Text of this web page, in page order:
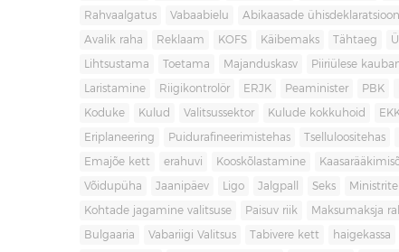
Rahvaalgatus Vabaabielu Abikaasade ühisdeklaratsioon
Avalik raha Reklaam KOFS Käibemaks Tähtaeg
Lihtsustama Toetama Majanduskasv Piiriülese
Laristamine Riigikontrolör ERJK Peaminister PBK
Koduke Kulud Valitsussektor Kulude kokkuhoid
Eriplaneering Puidurafineerimistehas Tselluloositehas
Emajõe kett erahuvi Kooskõlastamine
Võidupüha Jaanipäev Ligo Jalgpall Seks
Kohtade jagamine valitsuse Paisuv riik Maksumaksja
Bulgaaria Vabariigi Valitsus Tabivere kett haigekassa